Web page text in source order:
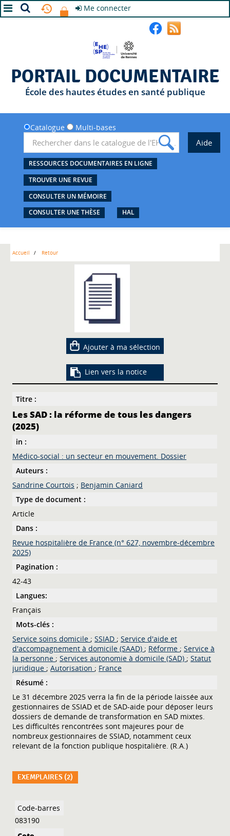
Me connecter
PORTAIL DOCUMENTAIRE
École des hautes études en santé publique
Catalogue Multi-bases
RESSOURCES DOCUMENTAIRES EN LIGNE
TROUVER UNE REVUE
CONSULTER UN MÉMOIRE
CONSULTER UNE THÈSE
HAL
Accueil Retour
Ajouter à ma sélection
Lien vers la notice
Titre :
Les SAD : la réforme de tous les dangers
(2025)
in :
Médico-social : un secteur en mouvement. Dossier
Auteurs :
Sandrine Courtois ; Benjamin Caniard
Type de document :
Article
Dans :
Revue hospitalière de France (n° 627, novembre-décembre
2025)
Pagination :
42-43
Langues:
Français
Mots-clés :
Service soins domicile ; SSIAD ; Service d'aide et
d'accompagnement à domicile (SAAD) ; Réforme ; Service à
la personne ; Services autonomie à domicile (SAD) ; Statut
juridique ; Autorisation ; France
Résumé :
Le 31 décembre 2025 verra la fin de la période laissée aux
gestionnaires de SSIAD et de SAD-aide pour déposer leurs
dossiers de demande de transformation en SAD mixtes.
Les difficultés rencontrées sont majeures pour de
nombreux gestionnaires de SSIAD, notamment ceux
relevant de la fonction publique hospitalière. (R.A.)
EXEMPLAIRES (2)
Liste des exemplaires
083190